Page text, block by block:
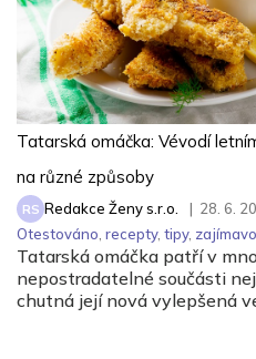
Tatarská omáčka: Vévodí
na různé způsoby
RS Redakce Ženy s.r.o. | 28. 6.
Otestováno, recepty, tipy,
Tatarská omáčka patří v
nepostradatelné součásti
chutná její nová vylepšená